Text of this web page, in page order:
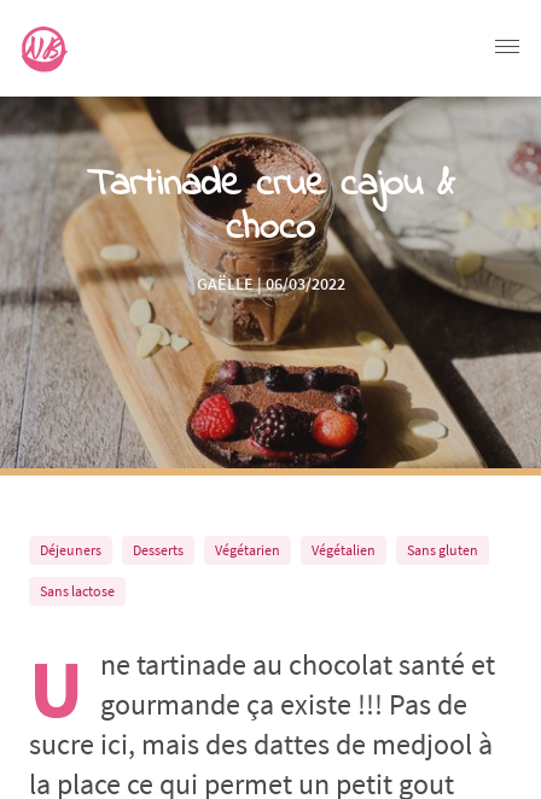
Tartinade crue cajou &
choco
GAËLLE | 06/03/2022
Déjeuners Desserts Végétarien Végétalien Sans gluten
Sans lactose
U
ne tartinade au chocolat santé et
gourmande ça existe !!! Pas de
sucre ici, mais des dattes de medjool à
la place ce qui permet un petit gout